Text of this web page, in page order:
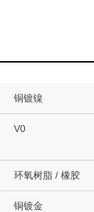
铜镀镍
V0
环氧树脂 / 橡胶
铜镀金